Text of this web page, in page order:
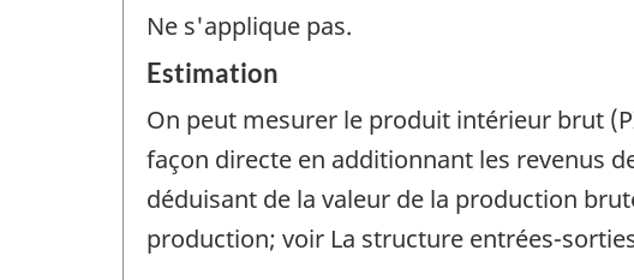
Ne s'applique pas.
Estimation
On peut mesurer le produit intérieur brut
façon directe en additionnant les revenus
déduisant de la valeur de la production
production; voir La structure entrées-